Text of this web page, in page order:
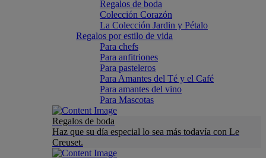
Regalos de boda
Colección Corazón
La Colección Jardin y Pétalo
Regalos por estilo de vida
Para chefs
Para anfitriones
Para pasteleros
Para Amantes del Té y el Café
Para amantes del vino
Para Mascotas
Regalos de boda
Haz que su día especial lo sea más todavía con Le
Creuset.